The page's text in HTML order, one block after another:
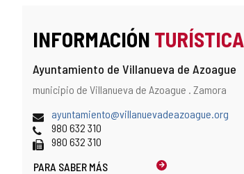
INFORMACIÓN TURÍSTICA
Ayuntamiento de Villanueva de Azoague
Dirección
localización
en
el
mapa
Dirección
municipio de Villanueva de Azoague . Zamora
Dirección
de
correo
electrónico
ayuntamiento@villanuevadeazoague.org
Teléfonos
980 632 310
Fax 980 632 310
PARA SABER MÁS